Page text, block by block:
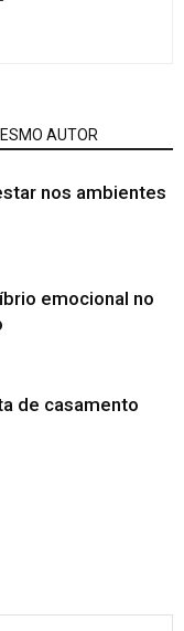
AUTOR
nos ambientes
emocional no
de casamento